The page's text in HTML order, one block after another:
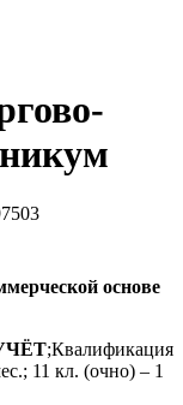
основе
;Квалификация
11 кл. (очно) – 1